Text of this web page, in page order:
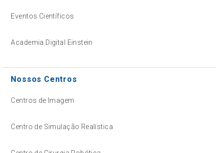
Eventos Científicos
Academia Digital Einstein
Nossos Centros
Centros de Imagem
Centro de Simulação Realística